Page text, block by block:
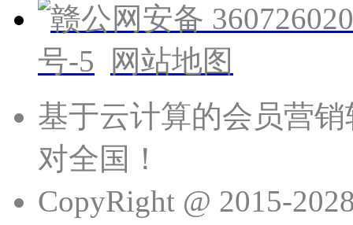
赣公网安备
号-5
网站地图
基于云计算的会员营
对全国！
CopyRight @ 2015-